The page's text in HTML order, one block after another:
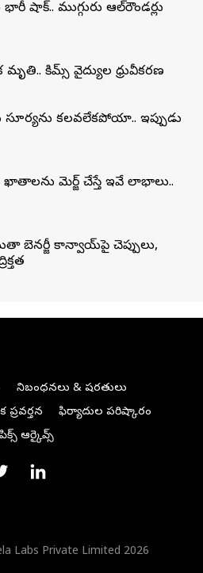
షాక్.. ముగ్గురు ఆల్‌రౌండర్లు
కిమ్స్‌ వైద్యుల ధ్రువీకరణ
సూర్యను కలవలేకపోయా.. ఇప్పుడు
ఖాతాలను మెర్జ్ చేస్తే ఇవే లాభాలు..
బెనర్జీ కాన్వాయ్‌పై చెప్పులు,
నిబంధనలు & షరతులు
ప్రవర్తన
ఫిర్యాదుల పరిష్కారం
ఆర్కైవ్స్
Labs Private Limited 2026